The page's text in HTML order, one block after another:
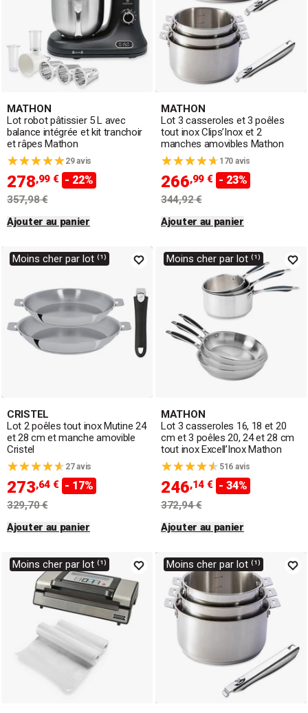
MATHON
Lot robot pâtissier 5 L avec
balance intégrée et kit tranchoir
et râpes Mathon
29 avis
278,99 € - 22%
357,98 €
Ajouter au panier
MATHON
Lot 3 casseroles et 3 poêles
tout inox Clips’Inox et 2
manches amovibles Mathon
170 avis
266,99 € - 23%
344,92 €
Ajouter au panier
Moins cher par lot ⁽¹⁾
CRISTEL
Lot 2 poêles tout inox Mutine 24
et 28 cm et manche amovible
Cristel
27 avis
273,64 € - 17%
329,70 €
Ajouter au panier
Moins cher par lot ⁽¹⁾
MATHON
Lot 3 casseroles 16, 18 et 20
cm et 3 poêles 20, 24 et 28 cm
tout inox Excell’Inox Mathon
516 avis
246,14 € - 34%
372,94 €
Ajouter au panier
Moins cher par lot ⁽¹⁾ Moins cher par lot ⁽¹⁾